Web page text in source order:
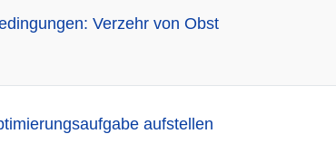
Verzehr von Obst
aufstellen